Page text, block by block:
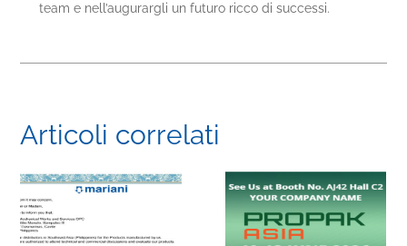
team e nell’augurargli un futuro ricco di successi.
Articoli correlati